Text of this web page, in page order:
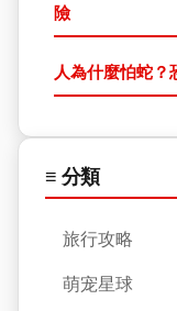
險
人為什麼怕蛇？
≡ 分類
旅行攻略
萌宠星球